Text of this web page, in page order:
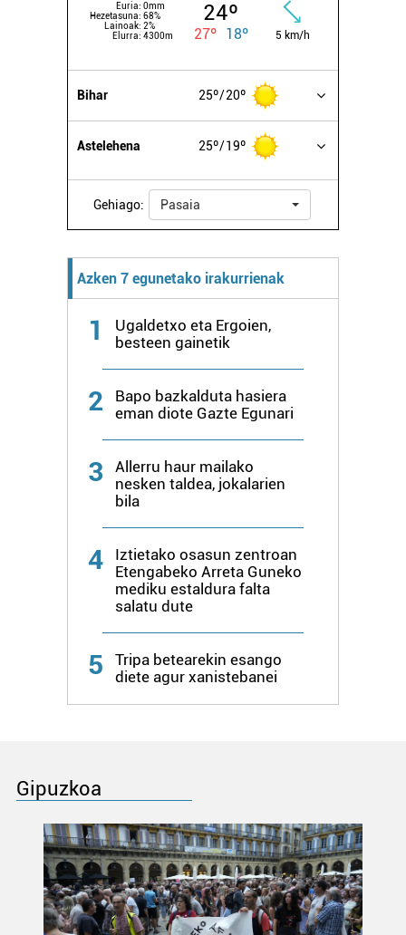
Euria: 0mm
Hezetasuna: 68%
Lainoak: 2%
Elurra: 4300m
24º
27º 18º 5 km/h
Bihar 25º 20º
Astelehena 25º 19º
Gehiago: Pasaia
Azken 7 egunetako irakurrienak
1
Ugaldetxo eta Ergoien,
besteen gainetik
2
Bapo bazkalduta hasiera
eman diote Gazte Egunari
3
Allerru haur mailako
nesken taldea, jokalarien
bila
4
Iztietako osasun zentroan
Etengabeko Arreta Guneko
mediku estaldura falta
salatu dute
5
Tripa betearekin esango
diete agur xanistebanei
Gipuzkoa